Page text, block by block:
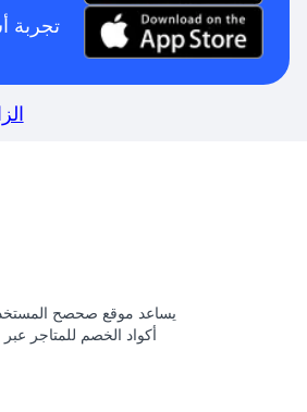
تجربة
يساعد موقع صحصح
أكواد الخصم للمتاجر